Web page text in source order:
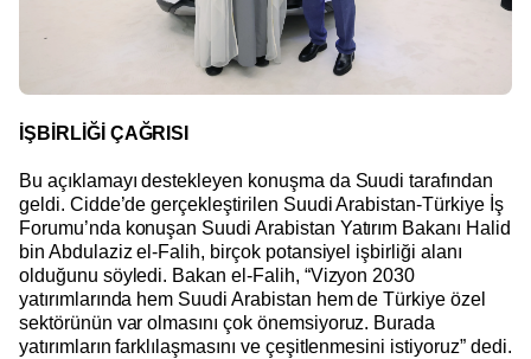
İŞBİRLİĞİ ÇAĞRISI
Bu açıklamayı destekleyen konuşma da Suudi tarafından
geldi. Cidde’de gerçekleştirilen Suudi Arabistan-Türkiye İş
Forumu’nda konuşan Suudi Arabistan Yatırım Bakanı Halid
bin Abdulaziz el-Falih, birçok potansiyel işbirliği alanı
olduğunu söyledi. Bakan el-Falih, “Vizyon 2030
yatırımlarında hem Suudi Arabistan hem de Türkiye özel
sektörünün var olmasını çok önemsiyoruz. Burada
yatırımların farklılaşmasını ve çeşitlenmesini istiyoruz” dedi.